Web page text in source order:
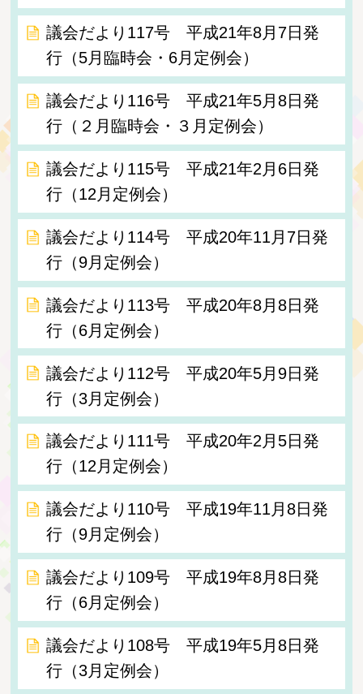
議会だより117号 平成21年8月7日発
行（5月臨時会・6月定例会）
議会だより116号 平成21年5月8日発
行（２月臨時会・３月定例会）
議会だより115号 平成21年2月6日発
行（12月定例会）
議会だより114号 平成20年11月7日発
行（9月定例会）
議会だより113号 平成20年8月8日発
行（6月定例会）
議会だより112号 平成20年5月9日発
行（3月定例会）
議会だより111号 平成20年2月5日発
行（12月定例会）
議会だより110号 平成19年11月8日発
行（9月定例会）
議会だより109号 平成19年8月8日発
行（6月定例会）
議会だより108号 平成19年5月8日発
行（3月定例会）